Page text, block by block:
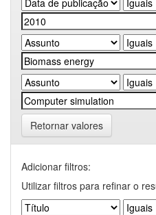
Retornar valores
Adicionar filtros:
Utilizar filtros para refinar o